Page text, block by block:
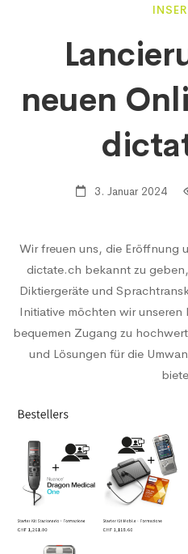
des
neuen
Online-
Shops
neuen
3. Januar 2024
Wir freuen uns, die Eröffnung
dictate.ch bekannt zu
Diktiergeräte und
Initiative möchten wir
bequemen Zugang zu
und Lösungen für die